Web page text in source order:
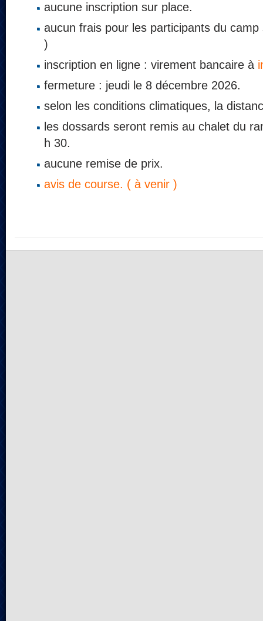
aucune inscription sur place.
aucun frais pour les participants du
)
inscription en ligne : virement bancaire à
fermeture : jeudi le 8 décembre 2026.
selon les conditions climatiques, la
les dossards seront remis au chalet du
h 30.
aucune remise de prix.
avis de course. ( à venir )